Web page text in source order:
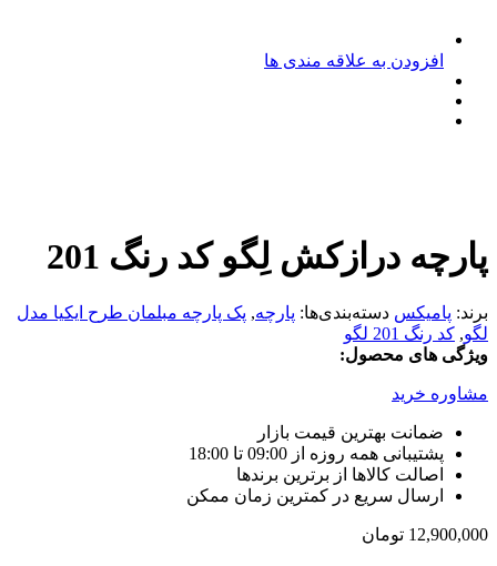
افزودن به علاقه مندی ها
پارچه درازکش لِگو کد رنگ 201
برند: پامیکس دسته‌بندی‌ها: پارچه, پک پارچه مبلمان طرح ایکیا مدل
لگو, کد رنگ 201 لگو
ویژگی های محصول:
مشاوره خرید
ضمانت بهترین قیمت بازار
پشتیبانی همه روزه از 09:00 تا 18:00
اصالت کالاها از برترین برندها
ارسال سریع در کمترین زمان ممکن
12,900,000 تومان